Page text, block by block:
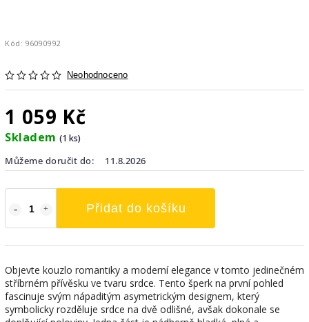
Kód: 96090992
Neohodnoceno
1 059 Kč
Skladem (1 ks)
Můžeme doručit do:
11.8.2026
Přidat do košíku
Objevte kouzlo romantiky a moderní elegance v tomto jedinečném
stříbrném přívěsku ve tvaru srdce. Tento šperk na první pohled
fascinuje svým nápaditým asymetrickým designem, který
symbolicky rozděluje srdce na dvě odlišné, avšak dokonale se